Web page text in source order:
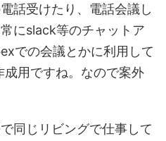
話受けたり、電話会議し
にslack等のチャットア
での会議とかに利用して
用ですね。なので案外
同じリビングで仕事して